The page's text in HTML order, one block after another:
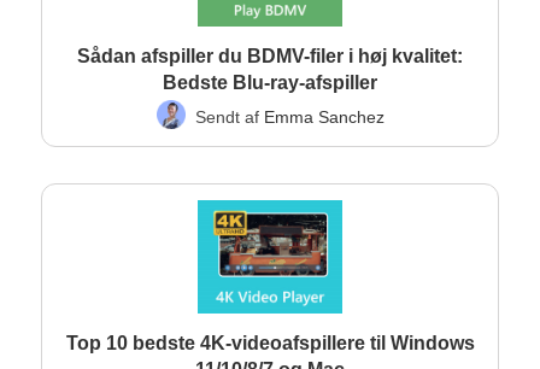
Sådan afspiller du BDMV-filer i høj kvalitet:
Bedste Blu-ray-afspiller
Sendt af Emma Sanchez
Top 10 bedste 4K-videoafspillere til Windows